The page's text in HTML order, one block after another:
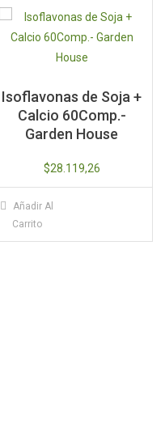
Isoflavonas de Soja +
Calcio 60Comp.-
Garden House
$28.119,26
Añadir Al
Carrito